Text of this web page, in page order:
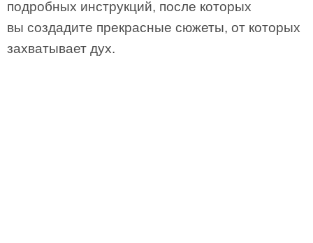
подробных инструкций, после которых
вы создадите прекрасные сюжеты, от которых
захватывает дух.